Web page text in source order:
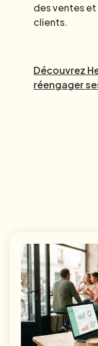
des ventes
clients.
Découvrez
réengager